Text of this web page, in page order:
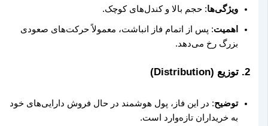
ویژگی‌ها: حجم بالا و کندل‌های کوچک.
اهمیت: پس از اتمام فاز انباشت، معمولاً حرکت‌های صعودی
بزرگ رخ می‌دهد.
2. توزیع (Distribution)
توضیح: در این فاز، پول هوشمند در حال فروش دارایی‌های خود
به خریداران تازه‌وارد است.